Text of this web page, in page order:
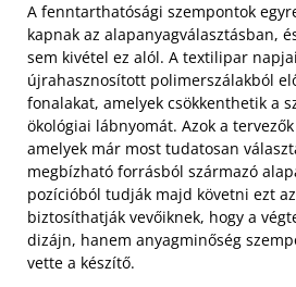
A fenntarthatósági szempontok
kapnak az alapanyagválasztásban,
sem kivétel ez alól. A textilipar
újrahasznosított polimerszálakból
fonalakat, amelyek csökkenthetik a
ökológiai lábnyomát. Azok a
amelyek már most tudatosan
megbízható forrásból származó
pozícióból tudják majd követni ezt
biztosíthatják vevőiknek, hogy a
dizájn, hanem anyagminőség
vette a készítő.